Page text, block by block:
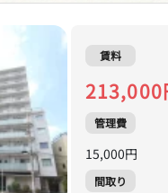
賃料
213,000
管理費
15,000円
間取り